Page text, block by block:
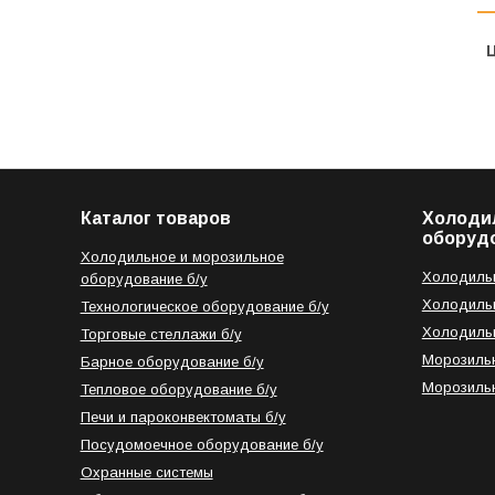
Каталог товаров
Холодильное и морозильное
оборудование б/у
Технологическое оборудование б/у
Торговые стеллажи б/у
Барное оборудование б/у
Тепловое оборудование б/у
Печи и пароконвектоматы б/у
Посудомоечное оборудование б/у
Охранные системы